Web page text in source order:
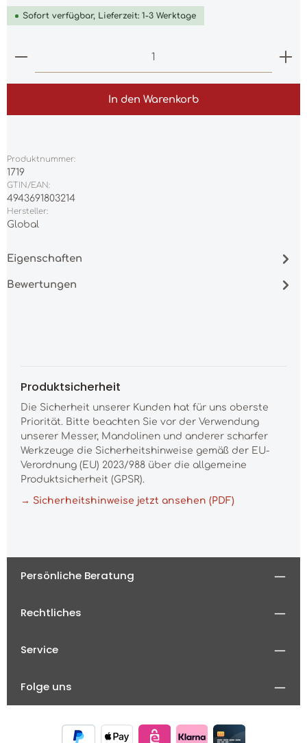
Sofort verfügbar, Lieferzeit: 1-3 Werktage
Produkt Anzahl: Gib den gewünschten Wert
In den Warenkorb
Produktnummer:
1719
GTIN/EAN:
4943691803214
Hersteller:
Global
Eigenschaften
Bewertungen
Produktsicherheit
Die Sicherheit unserer Kunden hat für uns oberste
Priorität. Bitte beachten Sie vor der Verwendung
unserer Messer, Mandolinen und anderer scharfer
Werkzeuge die Sicherheitshinweise gemäß der EU-
Verordnung (EU) 2023/988 über die allgemeine
Produktsicherheit (GPSR).
→ Sicherheitshinweise jetzt ansehen (PDF)
Persönliche Beratung
Rechtliches
Service
Folge uns